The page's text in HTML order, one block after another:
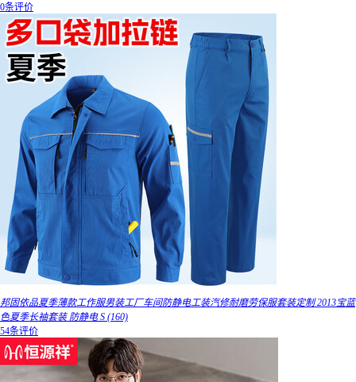
0条评价
邦固依品夏季薄款工作服男装工厂车间防静电工装汽修耐磨劳保服套装定制 2013宝蓝
色夏季长袖套装 防静电 S (160)
54条评价